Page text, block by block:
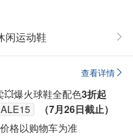
休闲运动鞋
查看详情
💥爆火球鞋全配色3折起
（7月26日截止）
格以购物车为准